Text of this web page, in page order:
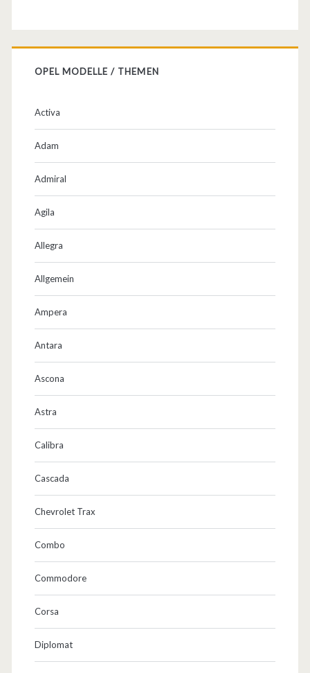
z
t
–
.
OPEL MODELLE / THEMEN
Activa
Adam
Admiral
Agila
Allegra
Allgemein
Ampera
Antara
Ascona
Astra
Calibra
Cascada
Chevrolet Trax
Combo
Commodore
Corsa
Diplomat